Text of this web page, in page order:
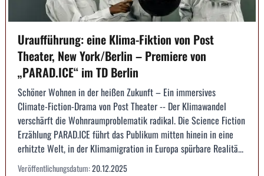
Uraufführung: eine Klima-Fiktion von Post
Theater, New York/Berlin – Premiere von
„PARAD.ICE“ im TD Berlin
Schöner Wohnen in der heißen Zukunft – Ein immersives
Climate-Fiction-Drama von Post Theater -- Der Klimawandel
verschärft die Wohnraumproblematik radikal. Die Science Fiction
Erzählung PARAD.ICE führt das Publikum mitten hinein in eine
erhitzte Welt, in der Klimamigration in Europa spürbare Realitä...
Veröffentlichungsdatum:20.12.2025